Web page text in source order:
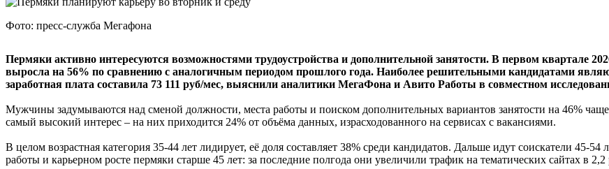
Фото: пресс-служба Мегафона
Пермяки активно интересуются возможностями трудоустройства и дополнительной занятости. В первом квартале
выросла на 56% по сравнению с аналогичным периодом прошлого года. Наиболее решительными кандидатами
заработная плата составила 73 111 руб/мес, выяснили аналитики МегаФона и Авито Работы в совместном
Мужчины задумываются над сменой должности, места работы и поиском дополнительных вариантов занятости на 46%
самый высокий интерес – на них приходится 24% от объёма данных, израсходованного на сервисах с вакансиями.
В целом возрастная категория 35-44 лет лидирует, её доля составляет 38% среди кандидатов. Дальше идут соискатели 45-
работы и карьерном росте пермяки старше 45 лет: за последние полгода они увеличили трафик на тематических сайтах в 2,2